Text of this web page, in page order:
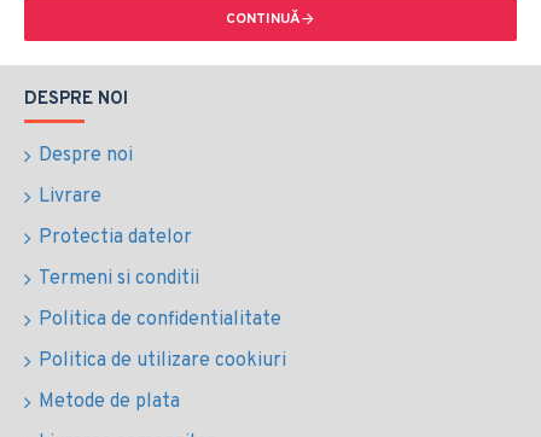
CONTINUĂ
DESPRE NOI
Despre noi
Livrare
Protectia datelor
Termeni si conditii
Politica de confidentialitate
Politica de utilizare cookiuri
Metode de plata